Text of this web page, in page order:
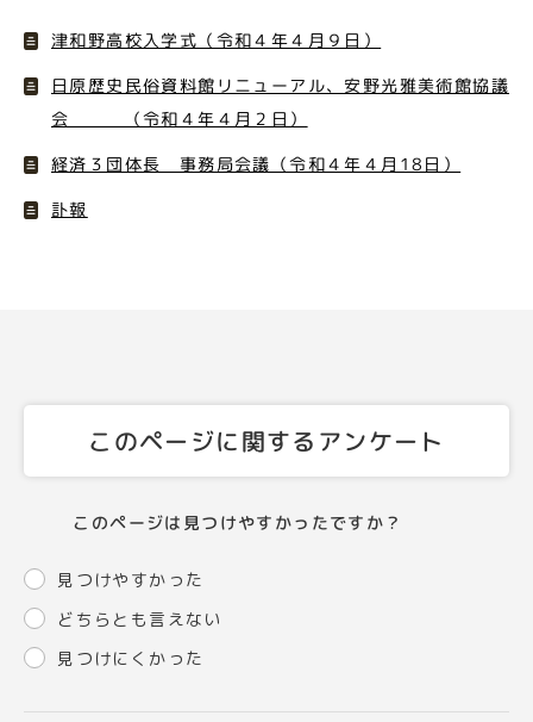
津和野高校入学式（令和４年４月９日）
日原歴史民俗資料館リニューアル、安野光雅美術館協議
会 （令和４年４月２日）
経済３団体長 事務局会議（令和４年４月18日）
訃報
このページに関するアンケート
このページは見つけやすかったですか？
見つけやすかった
どちらとも言えない
見つけにくかった